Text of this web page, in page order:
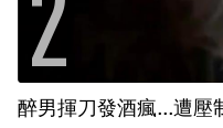
醉男揮刀發酒瘋...遭壓